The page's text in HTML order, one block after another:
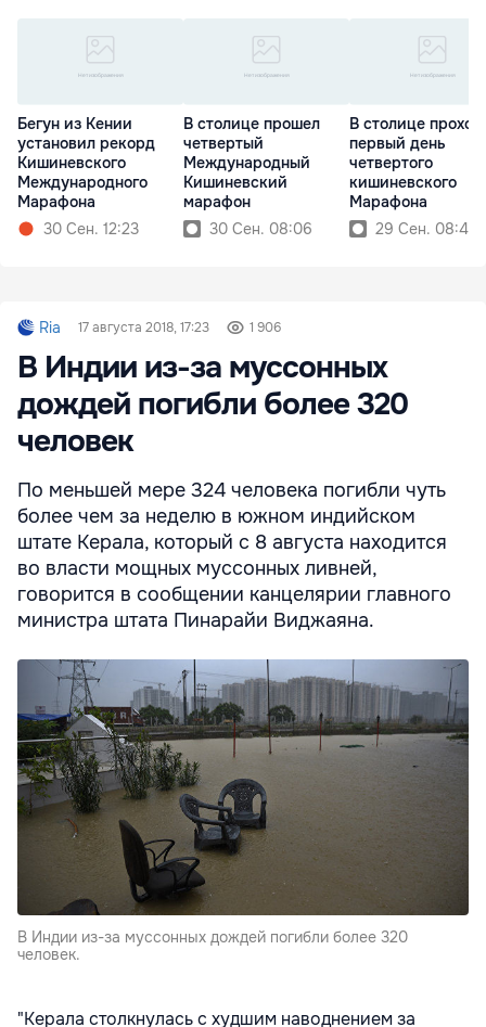
Бегун из Кении
установил рекорд
Кишиневского
Международного
Марафона
30 Сен. 12:23
В столице прошел
четвертый
Международный
Кишиневский
марафон
30 Сен. 08:06
В столице
первый день
четвертого
кишиневского
Марафона
29 Сен. 08:44
Ria 17 августа 2018, 17:23 1 906
В Индии из-за муссонных
дождей погибли более 320
человек
По меньшей мере 324 человека погибли чуть
более чем за неделю в южном индийском
штате Керала, который с 8 августа находится
во власти мощных муссонных ливней,
говорится в сообщении канцелярии главного
министра штата Пинарайи Виджаяна.
В Индии из-за муссонных дождей погибли более 320
человек.
"Керала столкнулась с худшим наводнением за